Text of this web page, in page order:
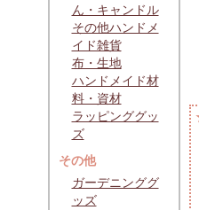
ん・キャンドル
その他ハンドメ
イド雑貨
布・生地
ハンドメイド材
料・資材
ラッピンググッ
ズ
その他
ガーデニンググ
ッズ